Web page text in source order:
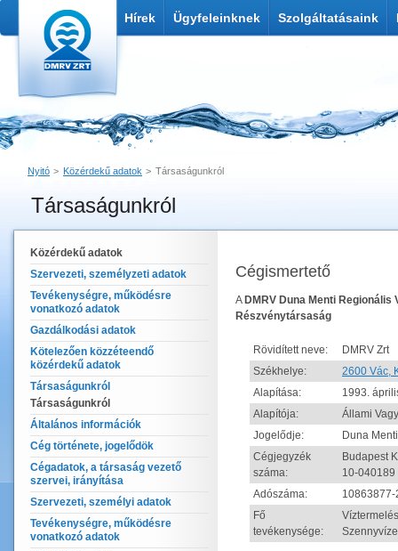
Hírek Ügyfeleinknek Szolgáltatásaink
Nyitó Közérdekű adatok Társaságunkról
Társaságunkról
Link küldése
Nyomtatás
Közérdekű adatok
Szervezeti, személyzeti adatok
Tevékenységre, működésre
vonatkozó adatok
Gazdálkodási adatok
Kötelezően közzéteendő
közérdekű adatok
Társaságunkról
Társaságunkról
Általános információk
Cég története, jogelődök
Cégadatok, a társaság vezető
szervei, irányítása
Szervezeti, személyi adatok
Tevékenységre, működésre
vonatkozó adatok
Cégismertető
A DMRV Duna Menti Regionális
Részvénytársaság
Rövidített neve:
DMRV Zrt
Székhelye:
2600 Vác,
Alapítása:
1993.
Alapítója:
Állami
Jogelődje:
Duna
Cégjegyzék
száma:
Budapest
10-040189
Adószáma:
10863877-
Fő
tevékenysége: